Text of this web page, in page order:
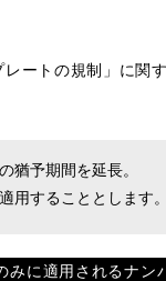
ートの規制」に関
猶予期間を延長。
用することとします
に適用されるナン